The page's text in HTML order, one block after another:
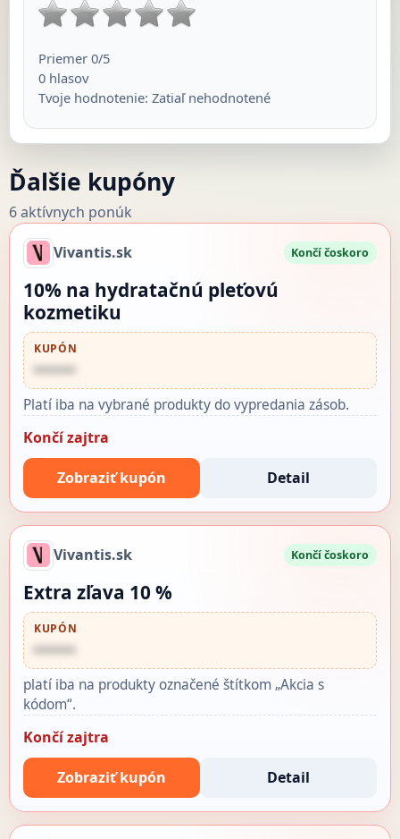
Priemer 0/5
0hlasov
Tvoje hodnotenie: Zatiaľ nehodnotené
Ďalšie kupóny
6 aktívnych ponúk
Vivantis.sk Končí čoskoro
10% na hydratačnú pleťovú
kozmetiku
KUPÓN
••••••
Platí iba na vybrané produkty do vypredania zásob.
Končí zajtra
Zobraziť kupón Detail
Vivantis.sk Končí čoskoro
Extra zľava 10 %
KUPÓN
••••••
platí iba na produkty označené štítkom „Akcia s
kódom“.
Končí zajtra
Zobraziť kupón Detail